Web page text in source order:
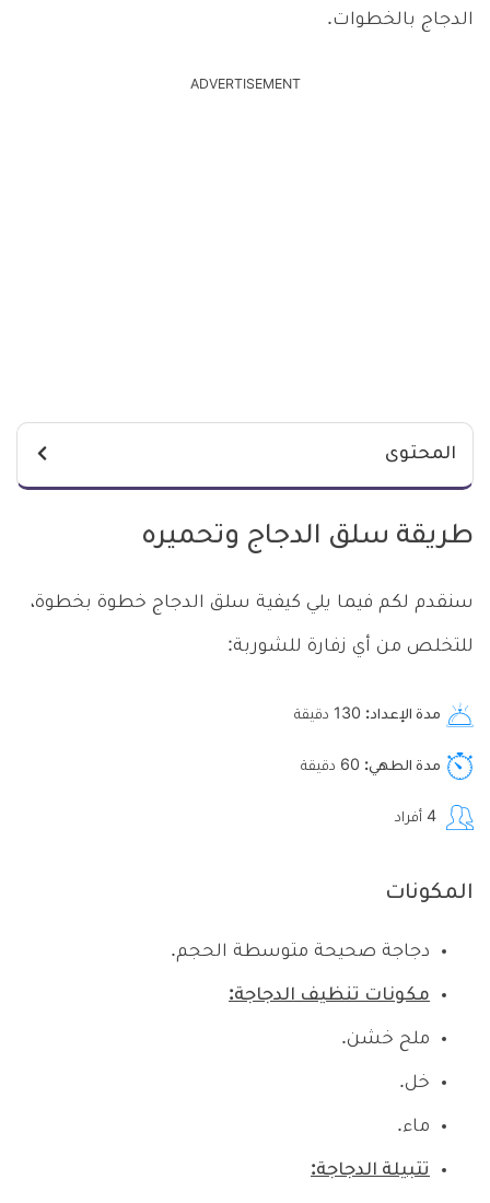
الدجاج بالخطوات.
ADVERTISEMENT
المحتوى
طريقة سلق الدجاج وتحميره
سنقدم لكم فيما يلي كيفية سلق الدجاج خطوة بخطوة،
للتخلص من أي زفارة للشوربة:
مدة الإعداد دقيقة
مدة الطهي دقيقة
أفراد
المكونات
دجاجة صحيحة متوسطة الحجم.
مكونات تنظيف الدجاجة:
ملح خشن.
خل.
ماء.
تتبيلة الدجاجة: